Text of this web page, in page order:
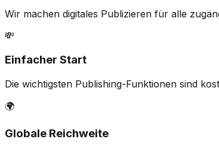
Wir machen digitales Publizieren für alle
💸
Einfacher Start
Die wichtigsten Publishing-Funktionen sind
🌍
Globale Reichweite